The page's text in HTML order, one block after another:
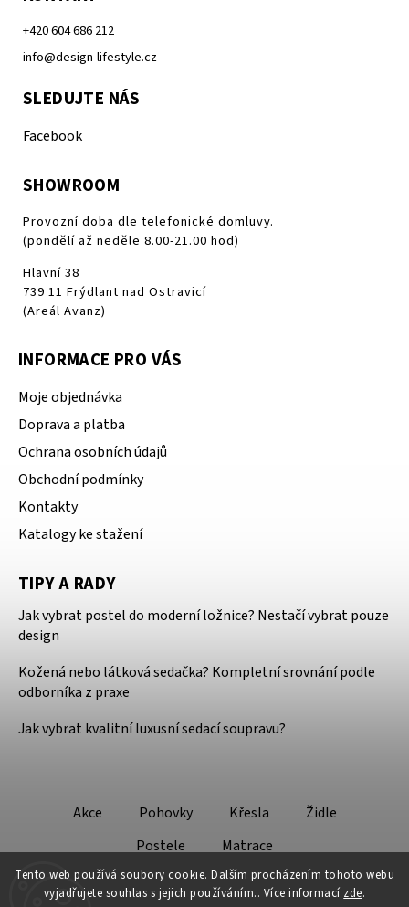
Tento web používá soubory cookie. Dalším procházením tohoto webu
vyjadřujete souhlas s jejich používáním.. Více informací zde.
+420 604 686 212
info@design-lifestyle.cz
SLEDUJTE NÁS
Facebook
SHOWROOM
Provozní doba dle telefonické domluvy.
(pondělí až neděle 8.00-21.00 hod)
Hlavní 38
739 11 Frýdlant nad Ostravicí
(Areál Avanz)
INFORMACE PRO VÁS
Moje objednávka
Doprava a platba
Ochrana osobních údajů
Obchodní podmínky
Kontakty
Katalogy ke stažení
TIPY A RADY
Jak vybrat postel do moderní ložnice? Nestačí vybrat pouze
design
Kožená nebo látková sedačka? Kompletní srovnání podle
odborníka z praxe
Jak vybrat kvalitní luxusní sedací soupravu?
Akce Pohovky Křesla
Židle
Postele
Matrace